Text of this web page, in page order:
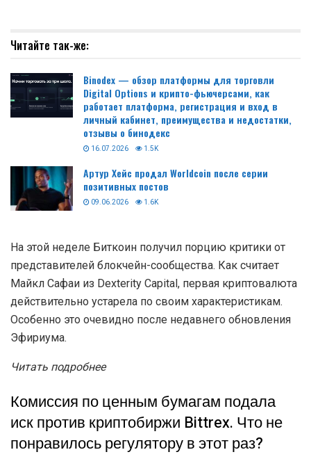
Читайте так-же:
работает платформа, регистрация и вход в
личный кабинет, преимущества и недостатки,
отзывы о бинодекс
Артур Хейс продал Worldcoin после серии
На этой неделе Биткоин получил порцию критики от
представителей блокчейн-сообщества. Как считает
Майкл Сафаи из Dexterity Capital, первая криптовалюта
действительно устарела по своим характеристикам.